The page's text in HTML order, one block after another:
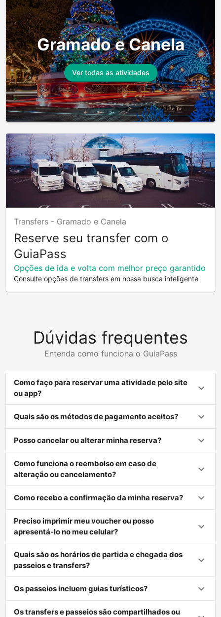
Gramado e Canela
Ver todas as atividades
Transfers - Gramado e Canela
Reserve seu transfer com o
GuiaPass
Opções de ida e volta com melhor preço garantido
Consulte opções de transfers em nossa busca inteligente
Dúvidas frequentes
Entenda como funciona o GuiaPass
Como faço para reservar uma atividade pelo site
ou app?
Quais são os métodos de pagamento aceitos?
Posso cancelar ou alterar minha reserva?
Como funciona o reembolso em caso de
alteração ou cancelamento?
Como recebo a confirmação da minha reserva?
Preciso imprimir meu voucher ou posso
apresentá-lo no meu celular?
Quais são os horários de partida e chegada dos
passeios e transfers?
Os passeios incluem guias turísticos?
Os transfers e passeios são compartilhados ou